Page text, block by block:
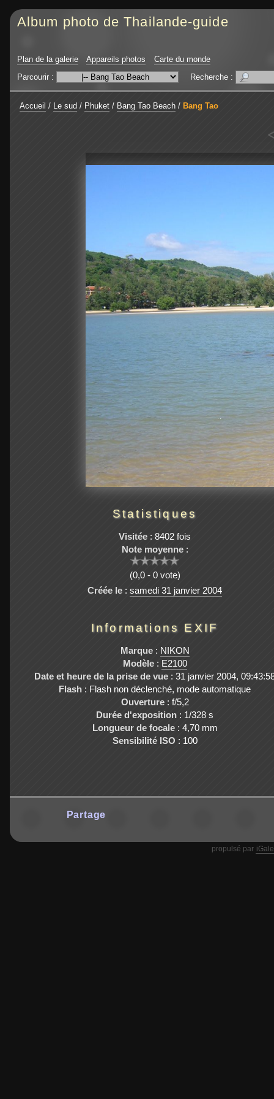
Album photo de Thailande-guide
Plan de la galerie Appareils photos
Carte du monde
Parcourir :
Recherche :
Accueil / Le sud / Phuket / Bang Tao Beach / Bang Tao
Statistiques
Visitée : 8402 fois
Note moyenne:
(0,0 - 0 vote)
Créée le : samedi 31 janvier 2004
Informations EXIF
Marque: NIKON
Modèle: E2100
Date et heure de la prise de vue : 31 janvier 2004,
Flash : Flash non déclenché, mode automatique
Ouverture: f/5,2
Durée d'exposition : 1/328 s
Longueur de focale: 4,70 mm
Sensibilité ISO : 100
Partage
propulsé par